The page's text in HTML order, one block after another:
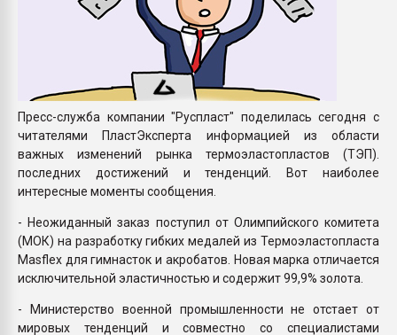
Пресс-служба компании "Руспласт" поделилась сегодня с
читателями ПластЭксперта информацией из области
важных изменений рынка термоэластопластов (ТЭП).
последних достижений и тенденций. Вот наиболее
интересные моменты сообщения.
- Неожиданный заказ поступил от Олимпийского комитета
(МОК) на разработку гибких медалей из Термоэластопласта
Masflex для гимнасток и акробатов. Новая марка отличается
исключительной эластичностью и содержит 99,9% золота.
- Министерство военной промышленности не отстает от
мировых тенденций и совместно со специалистами